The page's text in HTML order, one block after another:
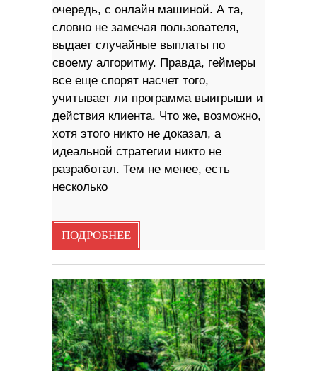
очередь, с онлайн машиной. А та,
словно не замечая пользователя,
выдает случайные выплаты по
своему алгоритму. Правда, геймеры
все еще спорят насчет того,
учитывает ли программа выигрыши и
действия клиента. Что же, возможно,
хотя этого никто не доказал, а
идеальной стратегии никто не
разработал. Тем не менее, есть
несколько
ПОДРОБНЕЕ